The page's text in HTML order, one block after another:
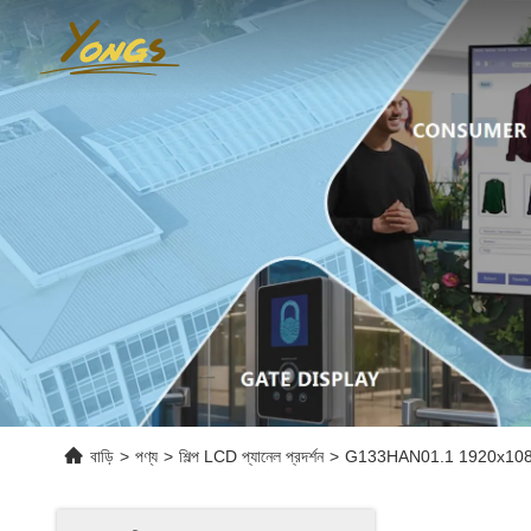
বাড়ি > পণ্য > শিল্প LCD প্যানেল প্রদর্শন > G133HAN01.1 1920x1080